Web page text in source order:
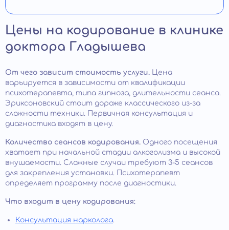
Цены на кодирование в клинике
доктора Гладышева
От чего зависит стоимость услуги. Цена
варьируется в зависимости от квалификации
психотерапевта, типа гипноза, длительности сеанса.
Эриксоновский стоит дороже классического из-за
сложности техники. Первичная консультация и
диагностика входят в цену.
Количество сеансов кодирования. Одного посещения
хватает при начальной стадии алкоголизма и высокой
внушаемости. Сложные случаи требуют 3-5 сеансов
для закрепления установки. Психотерапевт
определяет программу после диагностики.
Что входит в цену кодирования:
Консультация нарколога.